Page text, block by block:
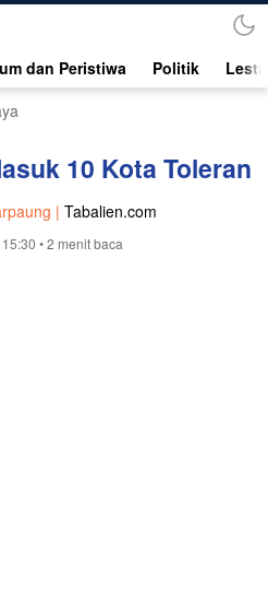
dan Peristiwa Politik
10 Kota Toleran
| Tabalien.com
• 2 menit baca